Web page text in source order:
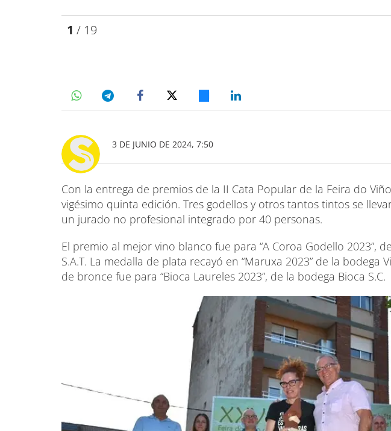
1 / 19
3 DE JUNIO DE 2024, 7:50
Con la entrega de premios de la II Cata Popular de la Feira do
vigésimo quinta edición. Tres godellos y otros tantos tintos se
un jurado no profesional integrado por 40 personas.
El premio al mejor vino blanco fue para “A Coroa Godello 2023”,
S.A.T. La medalla de plata recayó en “Maruxa 2023” de la bodega
de bronce fue para “Bioca Laureles 2023”, de la bodega Bioca S.C.